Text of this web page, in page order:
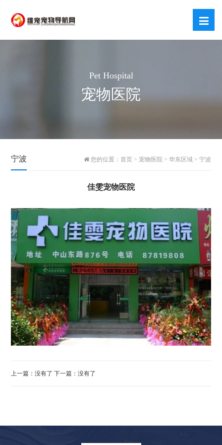
Pet Hospital
宠物医院
宁波 您的位置： 首页> 宠物医院 > 华东区域 > 宁波
佳雯宠物医院
上一篇：没有了 下一篇：没有了